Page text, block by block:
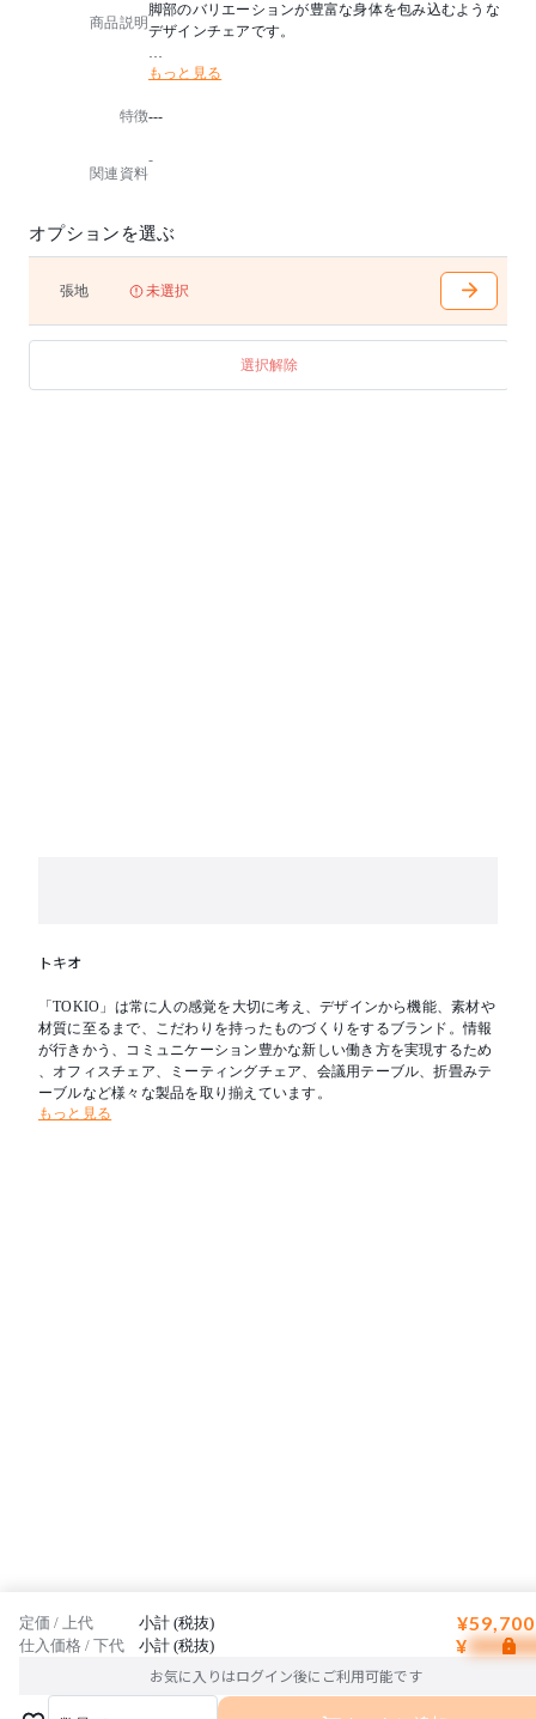
商品説明
脚部のバリエーションが豊富な身体を包み込むような
デザインチェアです。
■木製脚タイプ
リフレッシュエリアなどに合います。
※組立品
もっと見る
特徴---
関連資料
-
オプションを選ぶ
張地 未選択
選択解除
トキオ
「TOKIO」は常に人の感覚を大切に考え、デザインから機能、素材や
材質に至るまで、こだわりを持ったものづくりをするブランド。情報
が行きかう、コミュニケーション豊かな新しい働き方を実現するため
、オフィスチェア、ミーティングチェア、会議用テーブル、折畳みテ
ーブルなど様々な製品を取り揃えています。
もっと見る
定価 / 上代 小計 (税抜)
仕入価格 / 下代 小計 (税抜) ¥
お気に入りはログイン後にご利用可能です